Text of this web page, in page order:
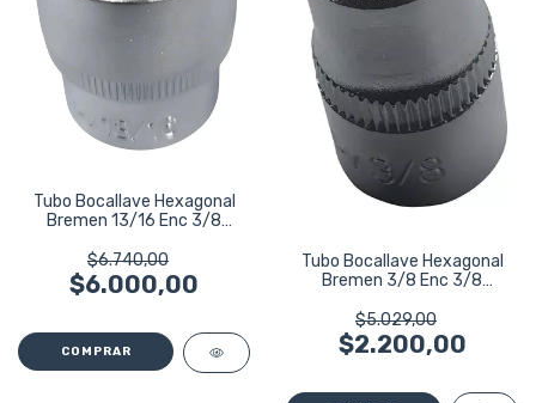
Tubo Bocallave Hexagonal
Bremen 13/16 Enc 3/8
$6.740,00
$6.000,00
Tubo Bocallave Hexagonal
Bremen 3/8 Enc 3/8
$5.029,00
$2.200,00